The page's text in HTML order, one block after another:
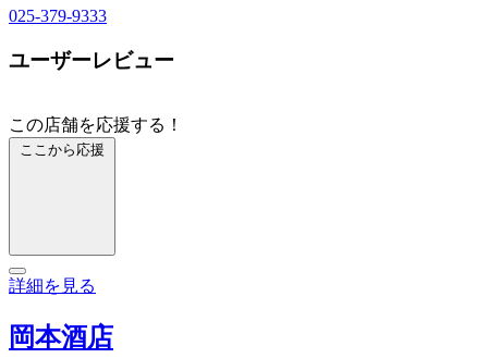
025-379-9333
ユーザーレビュー
この店舗を応援する！
ここから応援
詳細を見る
岡本酒店